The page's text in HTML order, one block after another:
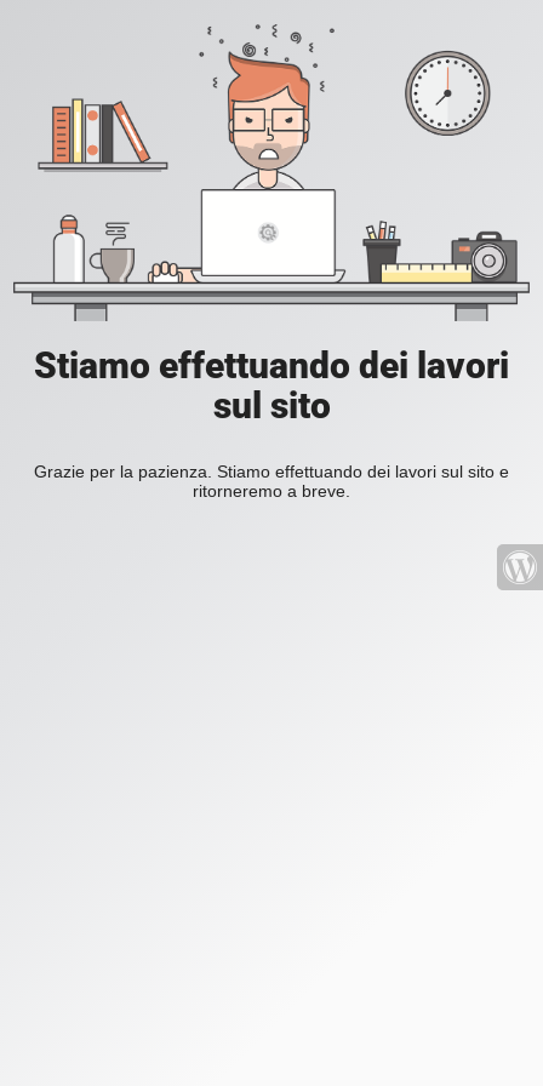
Stiamo effettuando dei lavori
sul sito
Grazie per la pazienza. Stiamo effettuando dei lavori sul sito e
ritorneremo a breve.